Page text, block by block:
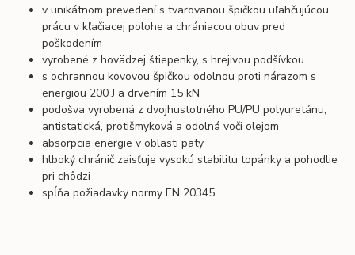
v unikátnom prevedení s tvarovanou špičkou uľahčujúcou
prácu v kľačiacej polohe a chrániacou obuv pred
poškodením
vyrobené z hovädzej štiepenky, s hrejivou podšívkou
s ochrannou kovovou špičkou odolnou proti nárazom s
energiou 200 J a drvením 15 kN
podošva vyrobená z dvojhustotného PU/PU polyuretánu,
antistatická, protišmyková a odolná voči olejom
absorpcia energie v oblasti päty
hlboký chránič zaisťuje vysokú stabilitu topánky a pohodlie
pri chôdzi
spĺňa požiadavky normy EN 20345